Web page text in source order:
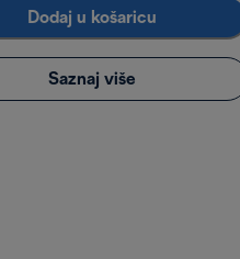
Dodaj u košaricu
Saznaj više